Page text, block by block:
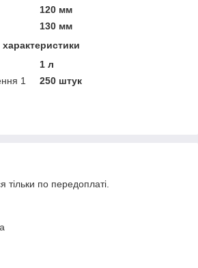
120 мм
130 мм
1 л
1
250 штук
тільки по передоплаті.